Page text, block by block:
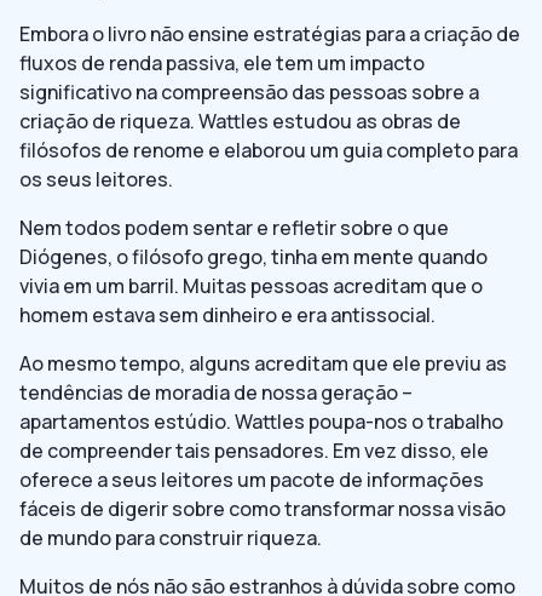
Embora o livro não ensine estratégias para a criação de
fluxos de renda passiva, ele tem um impacto
significativo na compreensão das pessoas sobre a
criação de riqueza. Wattles estudou as obras de
filósofos de renome e elaborou um guia completo para
os seus leitores.
Nem todos podem sentar e refletir sobre o que
Diógenes, o filósofo grego, tinha em mente quando
vivia em um barril. Muitas pessoas acreditam que o
homem estava sem dinheiro e era antissocial.
Ao mesmo tempo, alguns acreditam que ele previu as
tendências de moradia de nossa geração –
apartamentos estúdio. Wattles poupa-nos o trabalho
de compreender tais pensadores. Em vez disso, ele
oferece a seus leitores um pacote de informações
fáceis de digerir sobre como transformar nossa visão
de mundo para construir riqueza.
Muitos de nós não são estranhos à dúvida sobre como